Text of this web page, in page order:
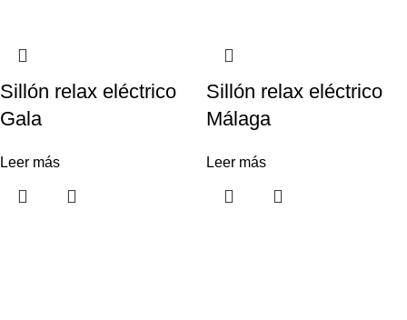
Sillón relax eléctrico
Gala
Leer más
Sillón relax eléctrico
Málaga
Leer más